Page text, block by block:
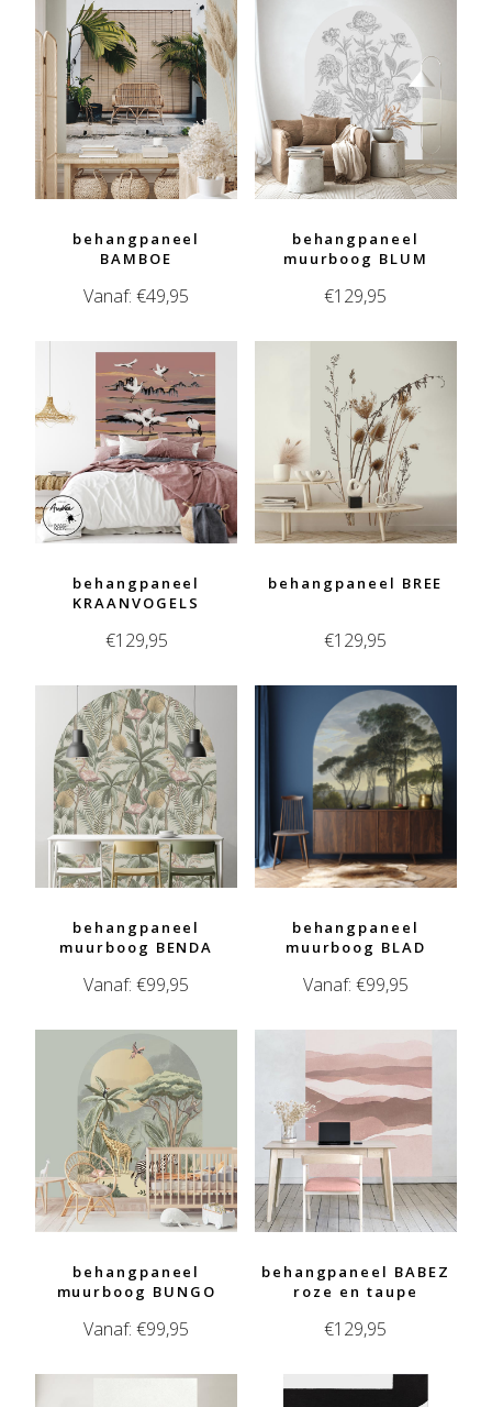
behangpaneel
BAMBOE
Vanaf:€49,95
behangpaneel
muurboog BLUM
€129,95
behangpaneel
KRAANVOGELS
€129,95
behangpaneel BREE
€129,95
behangpaneel
muurboog BENDA
Vanaf:€99,95
behangpaneel
muurboog BLAD
Vanaf: €99,95
behangpaneel
muurboog BUNGO
Vanaf:€99,95
behangpaneel BABEZ
roze en taupe
€129,95